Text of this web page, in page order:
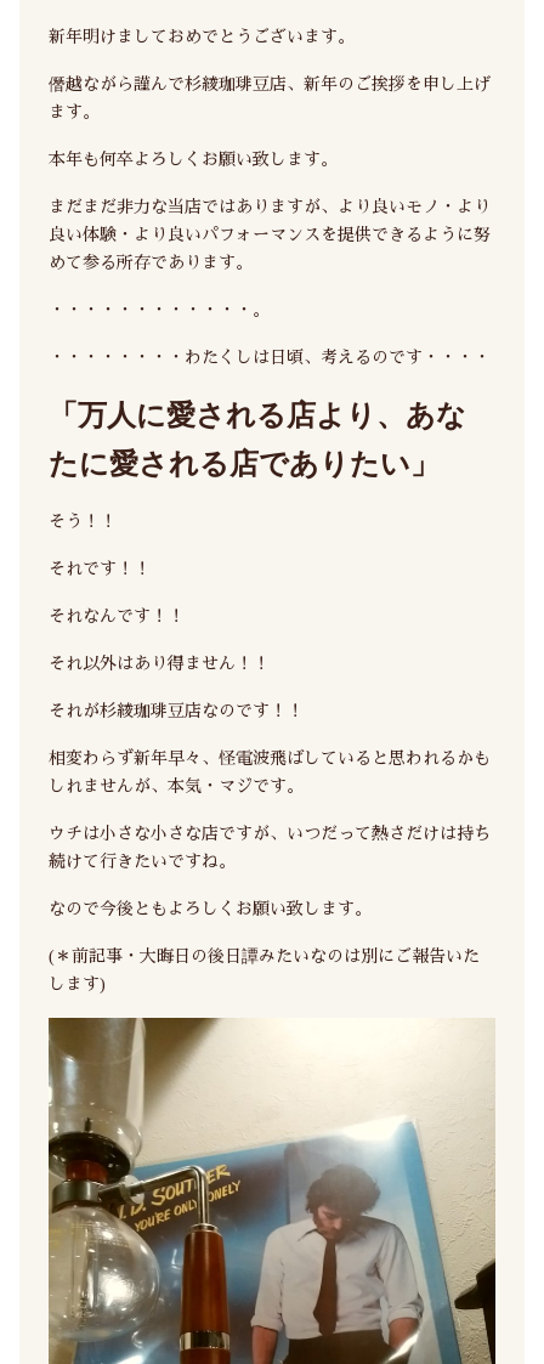
新年明けましておめでとうございます。
僭越ながら謹んで杉綾珈琲豆店、新年のご挨拶を申し上げ
ます。
本年も何卒よろしくお願い致します。
まだまだ非力な当店ではありますが、より良いモノ・より
良い体験・より良いパフォーマンスを提供できるように努
めて参る所存であります。
・・・・・・・・・・・・。
・・・・・・・・わたくしは日頃、考えるのです・・・・
「万人に愛される店より、あな
たに愛される店でありたい」
そう！！
それです！！
それなんです！！
それ以外はあり得ません！！
それが杉綾珈琲豆店なのです！！
相変わらず新年早々、怪電波飛ばしていると思われるかも
しれませんが、本気・マジです。
ウチは小さな小さな店ですが、いつだって熱さだけは持ち
続けて行きたいですね。
なので今後ともよろしくお願い致します。
(＊前記事・大晦日の後日譚みたいなのは別にご報告いた
します)